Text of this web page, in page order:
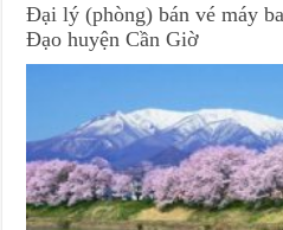
Đại lý (phòng) bán vé máy
Đạo huyện Cần Giờ